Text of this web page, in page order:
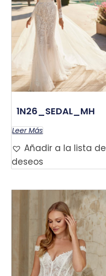
1N26_SEDAL_MH
Leer Más
Añadir a la lista de
deseos